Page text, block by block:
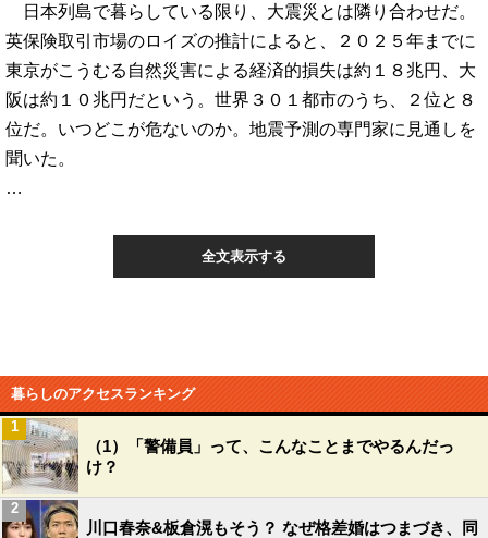
日本列島で暮らしている限り、大震災とは隣り合わせだ。
英保険取引市場のロイズの推計によると、２０２５年までに
東京がこうむる自然災害による経済的損失は約１８兆円、大
阪は約１０兆円だという。世界３０１都市のうち、２位と８
位だ。いつどこが危ないのか。地震予測の専門家に見通しを
聞いた。
…
全文表示する
暮らしのアクセスランキング
（1）「警備員」って、こんなことまでやるんだっ
け？
1
川口春奈&板倉滉もそう？ なぜ格差婚はつまづき、同
2